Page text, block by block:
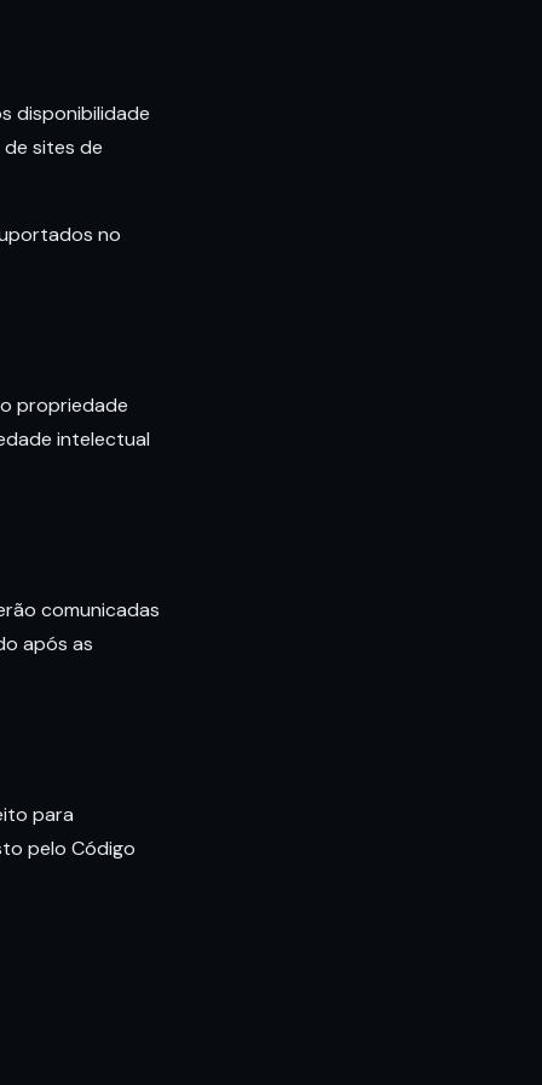
disponibilidade
sites de
no
propriedade
intelectual
comunicadas
após as
para
pelo Código